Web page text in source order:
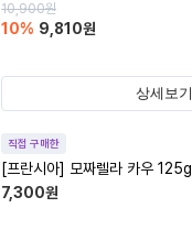
10,900원
10% 9,810원
상세보기
직접 구매한
[프란시아] 모짜렐라 카우 125g
7,300원